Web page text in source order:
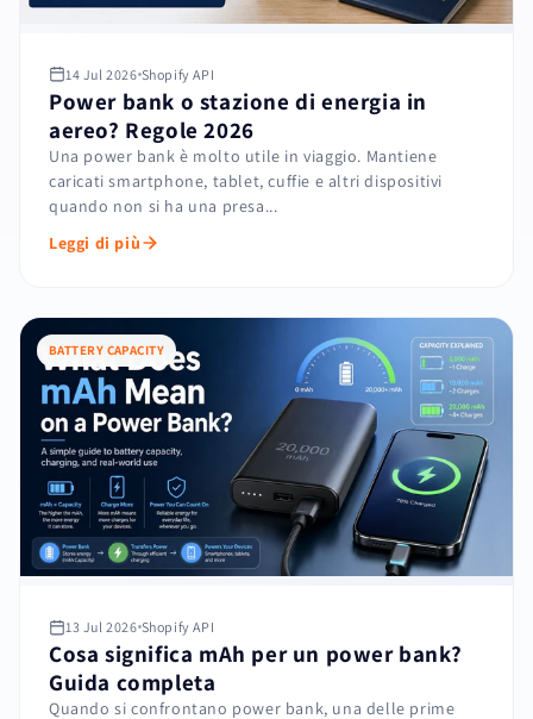
14 Jul 2026 Shopify API
Power bank o stazione di energia in
aereo? Regole 2026
Una power bank è molto utile in viaggio. Mantiene
caricati smartphone, tablet, cuffie e altri dispositivi
quando non si ha una presa...
Leggi di più
BATTERY CAPACITY
13 Jul 2026 Shopify API
Cosa significa mAh per un power bank?
Guida completa
Quando si confrontano power bank, una delle prime